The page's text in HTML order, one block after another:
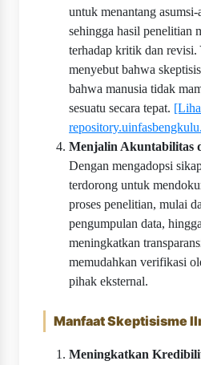
untuk menantang asumsi-
sehingga hasil penelitian
terhadap kritik dan revisi.
menyebut bahwa
bahwa manusia tidak
sesuatu secara tepat.
Menjalin Akuntabilitas
Dengan mengadopsi
terdorong untuk
proses penelitian, mulai
pengumpulan data,
meningkatkan
memudahkan verifikasi
pihak eksternal.
Manfaat Skeptisisme
Meningkatkan